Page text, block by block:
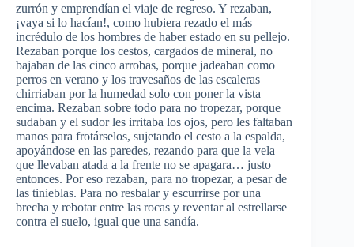
zurrón y emprendían el viaje de regreso. Y rezaban,
¡vaya si lo hacían!, como hubiera rezado el más
incrédulo de los hombres de haber estado en su pellejo.
Rezaban porque los cestos, cargados de mineral, no
bajaban de las cinco arrobas, porque jadeaban como
perros en verano y los travesaños de las escaleras
chirriaban por la humedad solo con poner la vista
encima. Rezaban sobre todo para no tropezar, porque
sudaban y el sudor les irritaba los ojos, pero les faltaban
manos para frotárselos, sujetando el cesto a la espalda,
apoyándose en las paredes, rezando para que la vela
que llevaban atada a la frente no se apagara… justo
entonces. Por eso rezaban, para no tropezar, a pesar de
las tinieblas. Para no resbalar y escurrirse por una
brecha y rebotar entre las rocas y reventar al estrellarse
contra el suelo, igual que una sandía.